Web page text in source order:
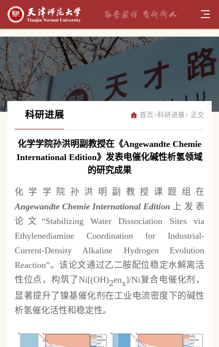
科研进展 首页 >科研进展> 正文
化学学院孙洪明副教授在《Angewandte Chemie
International Edition》发表电催化碱性析氢领域
的研究成果
化学学院孙洪明副教授课题组在
Angewandte Chemie International Edition 上发表
论文“Stabilizing Water Dissociation Sites via
Ethylenediamine Coordination for Industrial-
Current-Density Alkaline Hydrogen Evolution
Reaction”。该论文通过乙二胺配位稳定水解离活
性位点，构筑了Ni[(OH)2enx]/Ni复合电催化剂，
显著提升了镍基催化剂在工业电流密度下的碱性
析氢催化活性和稳定性。